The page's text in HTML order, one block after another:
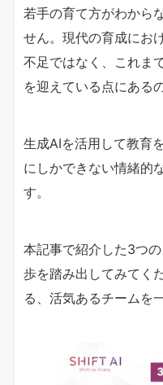
若手の育て方がわから
せん。現代の育成にお
不足ではなく、これま
を迎えている点にある
生成AIを活用して教育
にしかできない情緒的
す。
本記事で紹介した3つ
歩を踏み出してみてく
る、活気あるチームを